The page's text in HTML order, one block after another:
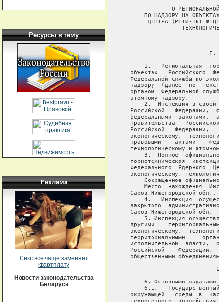
Ресурсы в тему
Реклама
Секс все чаще заменяет
квартплату
Новости законодательства
Беларуси